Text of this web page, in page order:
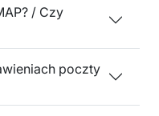
/ Czy
poczty